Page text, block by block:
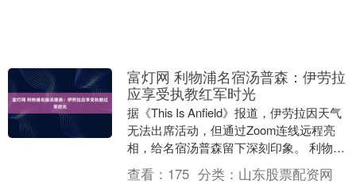
富灯网 利物浦名宿汤普森：伊劳拉
应享受执教红军时光
据《This Is Anfield》报道，伊劳拉因天气
无法出席活动，但通过Zoom连线远程亮
相，给名宿汤普森留下深刻印象。 利物浦
今夏美国行以芝加哥为大本营，球....
查看： 175 分类： 山东股票配资网